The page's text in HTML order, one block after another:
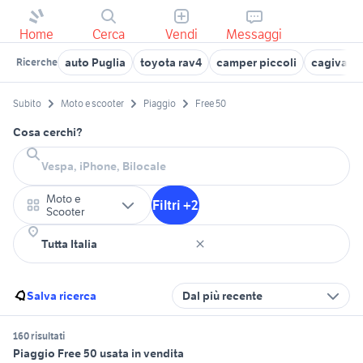
Home Cerca Vendi Messaggi
Ricerche auto Puglia toyota rav4 camper piccoli cagiva
Subito Moto e scooter Piaggio Free 50
Cosa cerchi?
Moto e
Scooter
Filtri +2
Salva ricerca Dal più recente
160 risultati
Piaggio Free 50 usata in vendita